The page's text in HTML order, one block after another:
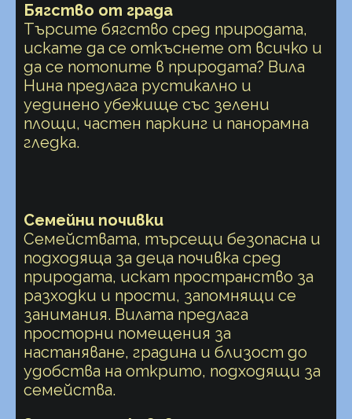
Бягство от града
Търсите бягство сред природата,
искате да се откъснете от всичко и
да се потопите в природата? Вила
Нина предлага рустикално и
уединено убежище със зелени
площи, частен паркинг и панорамна
гледка.
Семейни почивки
Семействата, търсещи безопасна и
подходяща за деца почивка сред
природата, искат пространство за
разходки и прости, запомнящи се
занимания. Вилата предлага
просторни помещения за
настаняване, градина и близост до
удобства на открито, подходящи за
семейства.